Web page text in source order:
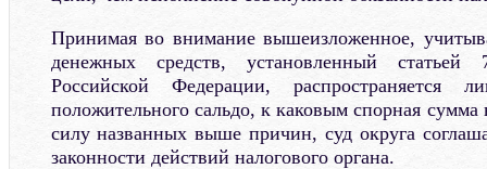
Принимая во внимание вышеизложенное,
денежных средств, установленный статьей
Российской Федерации,
положительного сальдо, к каковым спорная
силу названных выше причин, суд округа
законности действий налогового органа.